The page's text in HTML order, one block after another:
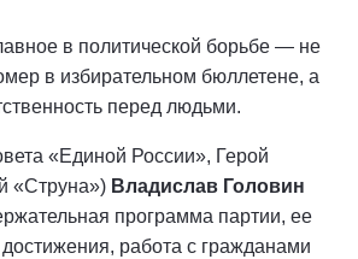
в политической борьбе — не
в избирательном бюллетене, а
перед людьми.
«Единой России», Герой
«Струна») Владислав Головин
программа партии, ее
работа с гражданами